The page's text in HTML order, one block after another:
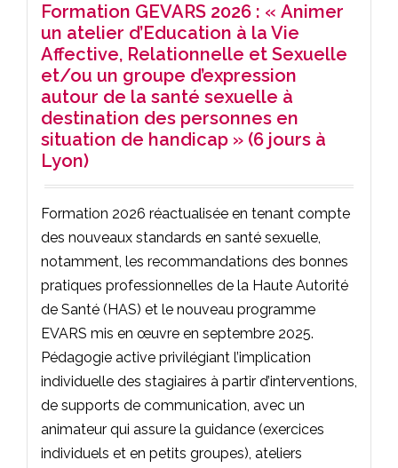
Formation GEVARS 2026 : « Animer
un atelier d’Education à la Vie
Affective, Relationnelle et Sexuelle
et/ou un groupe d’expression
autour de la santé sexuelle à
destination des personnes en
situation de handicap » (6 jours à
Lyon)
Formation 2026 réactualisée en tenant compte
des nouveaux standards en santé sexuelle,
notamment, les recommandations des bonnes
pratiques professionnelles de la Haute Autorité
de Santé (HAS) et le nouveau programme
EVARS mis en œuvre en septembre 2025.
Pédagogie active privilégiant l’implication
individuelle des stagiaires à partir d’interventions,
de supports de communication, avec un
animateur qui assure la guidance (exercices
individuels et en petits groupes), ateliers